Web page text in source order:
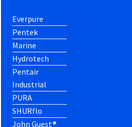
Everpure
Pentek
Marine
Hydrotech
Pentair
Industrial
PURA
SHURflo
John Guest®